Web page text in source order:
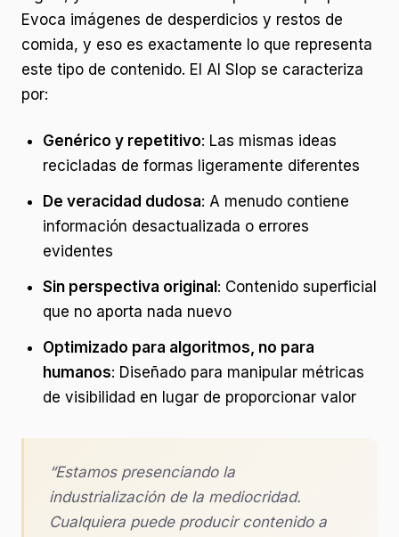
Evoca imágenes de desperdicios y restos de
comida, y eso es exactamente lo que representa
este tipo de contenido. El AI Slop se caracteriza
por:
Genérico y repetitivo: Las mismas ideas
recicladas de formas ligeramente diferentes
De veracidad dudosa: A menudo contiene
información desactualizada o errores
evidentes
Sin perspectiva original : Contenido superficial
que no aporta nada nuevo
Optimizado para algoritmos, no para
humanos: Diseñado para manipular métricas
de visibilidad en lugar de proporcionar valor
“Estamos presenciando la
industrialización de la mediocridad.
Cualquiera puede producir contenido a